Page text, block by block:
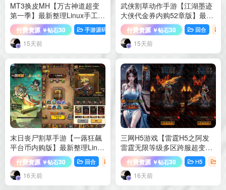
MT3换皮MH【万古神道超变
第一季】最新整理Linux手工服
务端+源码+管理后台+安卓苹
果双端+详细搭建教程+视频教
程
付费资源 ￥钻石30 手游源码 梦幻西游
15天前
武侠割草动作手游【江湖墨迹
大侠代金券内购52章版】最新
整理Linux手工服务端+活动全
开+CDK授权后台+安卓苹果双
端+详细搭建教程
付费资源 ￥钻石30 回合
15天前
末日丧尸割草手游【一蕗狂飆
平台币内购版】最新整理Linux
手工服务端+管理后台+代理后
台+商城后台+安卓苹果双端
+详细搭建教程
付费资源 ￥钻石30 回合 手游源码
16天前
三网H5游戏【雷霆H5之阿发
雷霆无限等级多区跨服超变
版】最新整理Linux手工服务端
+管理后台+GM分级授权后台
+简易安卓客户端+详细搭建教
付费资源 ￥钻石30 H5
16天前